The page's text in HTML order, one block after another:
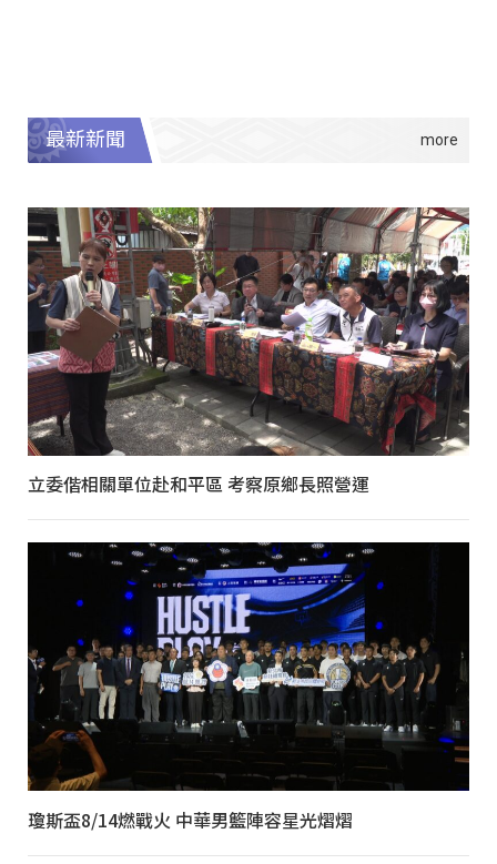
最新新聞
立委偕相關單位赴和平區 考察原鄉長照營運
瓊斯盃8/14燃戰火 中華男籃陣容星光熠熠